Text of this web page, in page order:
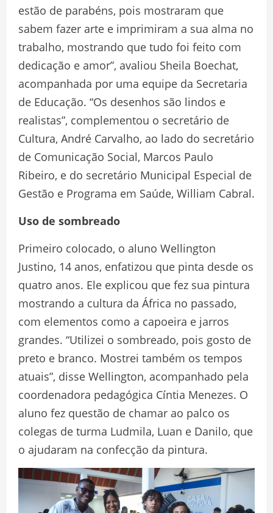
estão de parabéns, pois mostraram que
sabem fazer arte e imprimiram a sua alma no
trabalho, mostrando que tudo foi feito com
dedicação e amor”, avaliou Sheila Boechat,
acompanhada por uma equipe da Secretaria
de Educação. “Os desenhos são lindos e
realistas”, complementou o secretário de
Cultura, André Carvalho, ao lado do secretário
de Comunicação Social, Marcos Paulo
Ribeiro, e do secretário Municipal Especial de
Gestão e Programa em Saúde, William Cabral.
Uso de sombreado
Primeiro colocado, o aluno Wellington
Justino, 14 anos, enfatizou que pinta desde os
quatro anos. Ele explicou que fez sua pintura
mostrando a cultura da África no passado,
com elementos como a capoeira e jarros
grandes. “Utilizei o sombreado, pois gosto de
preto e branco. Mostrei também os tempos
atuais”, disse Wellington, acompanhado pela
coordenadora pedagógica Cíntia Menezes. O
aluno fez questão de chamar ao palco os
colegas de turma Ludmila, Luan e Danilo, que
o ajudaram na confecção da pintura.